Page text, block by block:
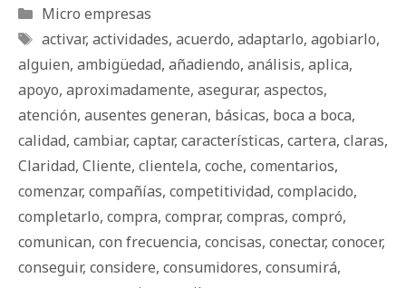
Categorías
Micro empresas
Etiquetas
activar, actividades, acuerdo, adaptarlo, agobiarlo,
alguien, ambigüedad, añadiendo, análisis, aplica,
apoyo, aproximadamente, asegurar, aspectos,
atención, ausentes generan, básicas, boca a boca,
calidad, cambiar, captar, características, cartera, claras,
Claridad, Cliente, clientela, coche, comentarios,
comenzar, compañías, competitividad, complacido,
completarlo, compra, comprar, compras, compró,
comunican, con frecuencia, concisas, conectar, conocer,
conseguir, considere, consumidores, consumirá,